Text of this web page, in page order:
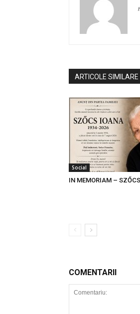
ARTICOLE SIMILARE
Social
IN MEMORIAM –
COMENTARII